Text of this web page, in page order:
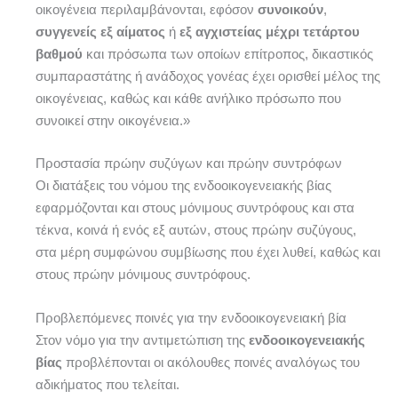
οικογένεια περιλαμβάνονται, εφόσον συνοικούν,
συγγενείς εξ αίματος ή εξ αγχιστείας μέχρι τετάρτου
βαθμού και πρόσωπα των οποίων επίτροπος, δικαστικός
συμπαραστάτης ή ανάδοχος γονέας έχει ορισθεί μέλος της
οικογένειας, καθώς και κάθε ανήλικο πρόσωπο που
συνοικεί στην οικογένεια.»
Προστασία πρώην συζύγων και πρώην συντρόφων
Οι διατάξεις του νόμου της ενδοοικογενειακής βίας
εφαρμόζονται και στους μόνιμους συντρόφους και στα
τέκνα, κοινά ή ενός εξ αυτών, στους πρώην συζύγους,
στα μέρη συμφώνου συμβίωσης που έχει λυθεί, καθώς και
στους πρώην μόνιμους συντρόφους.
Προβλεπόμενες ποινές για την ενδοοικογενειακή βία
Στον νόμο για την αντιμετώπιση της ενδοοικογενειακής
βίας προβλέπονται οι ακόλουθες ποινές αναλόγως του
αδικήματος που τελείται.